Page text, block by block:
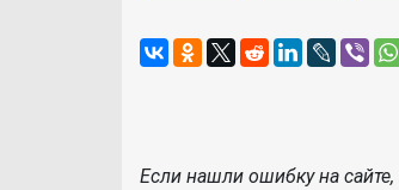
Если нашли ошибку на